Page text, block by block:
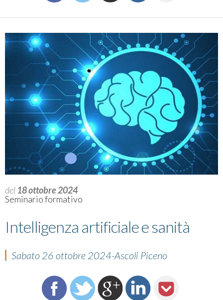
del 18 ottobre 2024
Seminario formativo
Intelligenza artificiale e sanità
Sabato 26 ottobre 2024-Ascoli Piceno